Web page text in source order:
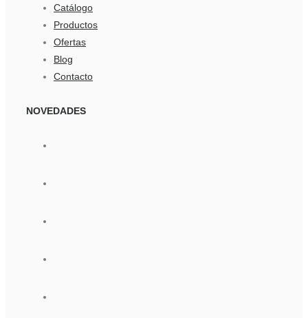
Catálogo
Productos
Ofertas
Blog
Contacto
NOVEDADES